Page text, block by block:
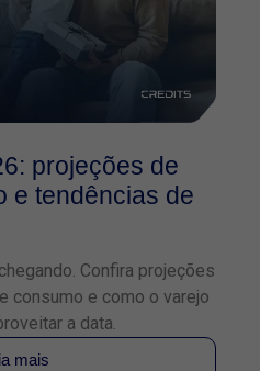
projeções de
e tendências de
Confira projeções
consumo e como o varejo
a data.
mais